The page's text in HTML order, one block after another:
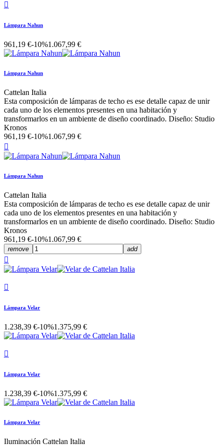

Lámpara Nahun
961,19 €-10%1.067,99 €
Lámpara Nahun
Cattelan Italia
Esta composición de lámparas de techo es ese detalle capaz de unir
cada uno de los elementos presentes en una habitación y
transformarlos en un ambiente de diseño coordinado. Diseño: Studio
Kronos
961,19 €-10%1.067,99 €

Lámpara Nahun
Cattelan Italia
Esta composición de lámparas de techo es ese detalle capaz de unir
cada uno de los elementos presentes en una habitación y
transformarlos en un ambiente de diseño coordinado. Diseño: Studio
Kronos
961,19 €-10%1.067,99 €
remove add


Lámpara Velar
1.238,39 €-10%1.375,99 €

Lámpara Velar
1.238,39 €-10%1.375,99 €
Lámpara Velar
Iluminación Cattelan Italia